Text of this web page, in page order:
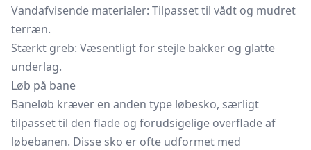
Vandafvisende materialer: Tilpasset til vådt og mudret
terræn.
Stærkt greb: Væsentligt for stejle bakker og glatte
underlag.
Løb på bane
Baneløb kræver en anden type løbesko, særligt
tilpasset til den flade og forudsigelige overflade af
løbebanen. Disse sko er ofte udformet med